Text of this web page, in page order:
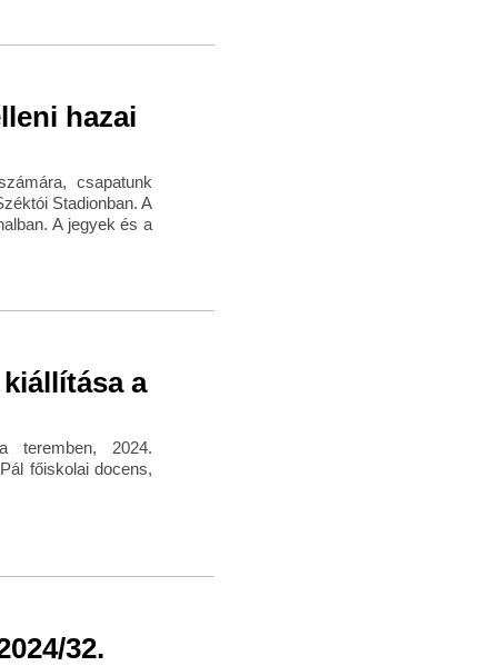
hazai
csapatunk
Stadionban. A
A jegyek és a
a
teremben, 2024.
főiskolai docens,
32.